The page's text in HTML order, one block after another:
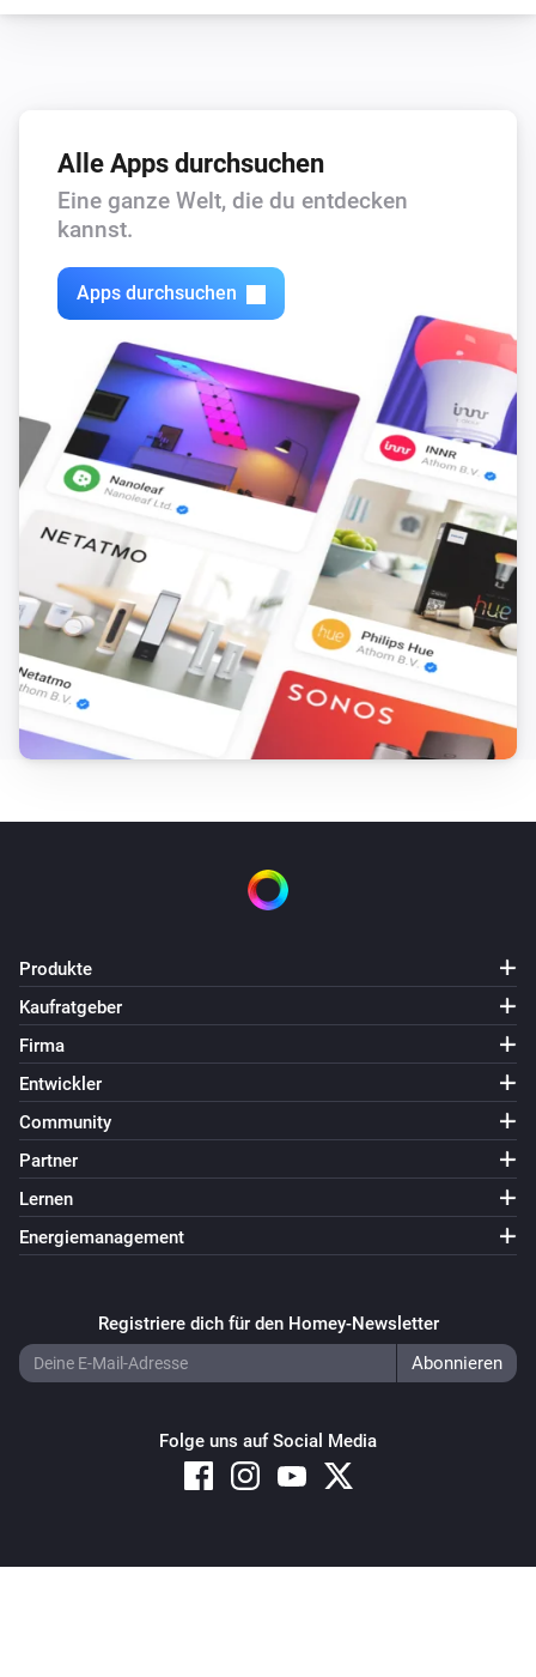
Alle Apps durchsuchen
Eine ganze Welt, die du entdecken
kannst.
Apps durchsuchen
Produkte
Kaufratgeber
Firma
Entwickler
Community
Partner
Lernen
Energiemanagement
Registriere dich für den Homey-Newsletter
Folge uns auf Social Media